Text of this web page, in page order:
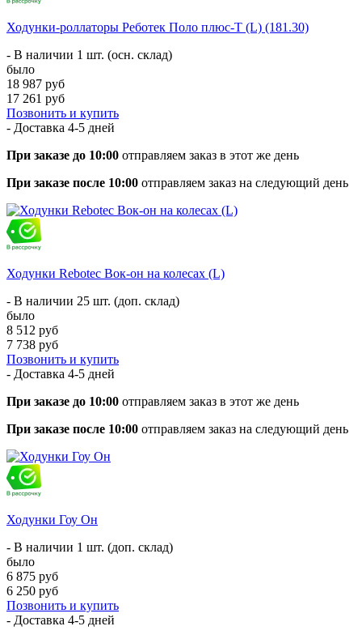
Ходунки-роллаторы Реботек Поло плюс-T (L) (181.30)
- В наличии 1 шт. (осн. склад)
было
18 987 руб
17 261 руб
Позвонить и купить
- Доставка 4-5 дней
При заказе до 10:00 отправляем заказ в этот же день
При заказе после 10:00 отправляем заказ на следующий день
Ходунки Rebotec Вок-он на колесах (L)
- В наличии 25 шт. (доп. склад)
было
8 512 руб
7 738 руб
Позвонить и купить
- Доставка 4-5 дней
При заказе до 10:00 отправляем заказ в этот же день
При заказе после 10:00 отправляем заказ на следующий день
Ходунки Гоу Он
- В наличии 1 шт. (доп. склад)
было
6 875 руб
6 250 руб
Позвонить и купить
- Доставка 4-5 дней